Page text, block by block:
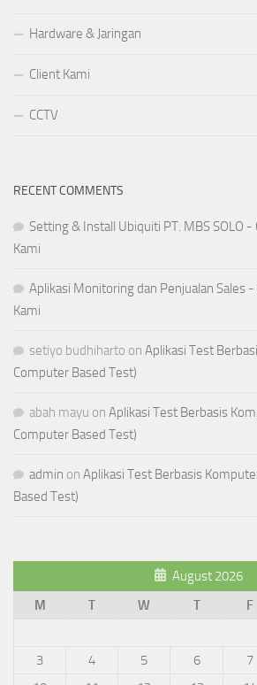
Hardware & Jaringan
Client Kami
CCTV
RECENT COMMENTS
Setting & Install Ubiquiti PT. MBS SOLO -
Kami
Aplikasi Monitoring dan Penjualan Sales -
Kami
setiyo budhiharto on Aplikasi Test
Computer Based Test)
abah mayu on Aplikasi Test Berbasis
Computer Based Test)
admin on Aplikasi Test Berbasis
Based Test)
August 2026
M
T W T F
3
4 5 6 7